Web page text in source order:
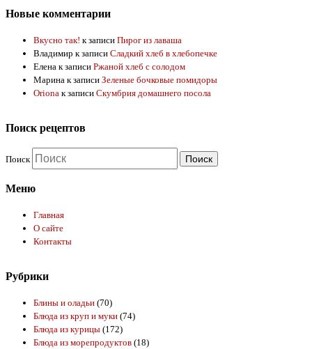
Новые комментарии
Вкусно так! к записи Пирог из лаваша
Владимир к записи Сладкий хлеб в хлебопечке
Елена к записи Ржаной хлеб с солодом
Марина к записи Зеленые бочковые помидоры
Oriona к записи Скумбрия домашнего посола
Поиск рецептов
Поиск
Меню
Главная
О сайте
Контакты
Рубрики
Блины и оладьи (70)
Блюда из круп и муки (74)
Блюда из курицы (172)
Блюда из морепродуктов (18)